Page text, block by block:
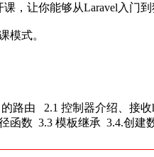
，让你能够从Laravel入门
模式。
路由 2.1 控制器介绍、接
函数 3.3 模板继承 3.4.创建